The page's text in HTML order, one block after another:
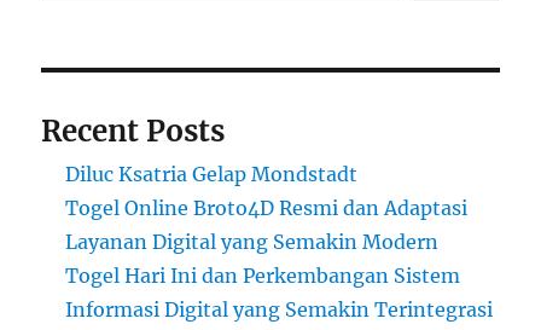
Recent Posts
Diluc Ksatria Gelap Mondstadt
Togel Online Broto4D Resmi dan Adaptasi
Layanan Digital yang Semakin Modern
Togel Hari Ini dan Perkembangan Sistem
Informasi Digital yang Semakin Terintegrasi